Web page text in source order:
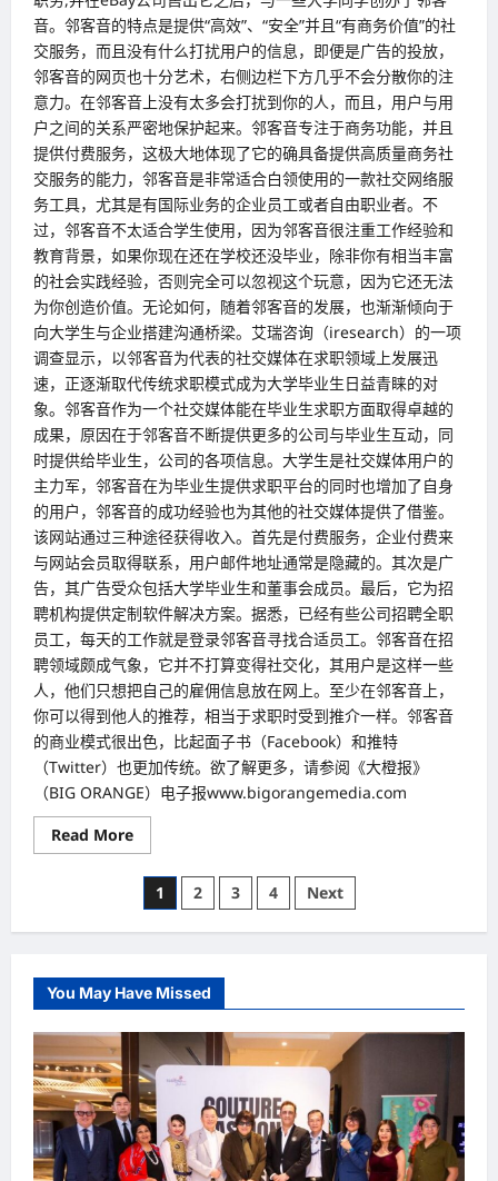
音。邻客音的特点是提供“高效”、“安全”并且“有商务价值”的社
交服务，而且没有什么打扰用户的信息，即便是广告的投放，
邻客音的网页也十分艺术，右侧边栏下方几乎不会分散你的注
意力。在邻客音上没有太多会打扰到你的人，而且，用户与用
户之间的关系严密地保护起来。邻客音专注于商务功能，并且
提供付费服务，这极大地体现了它的确具备提供高质量商务社
交服务的能力，邻客音是非常适合白领使用的一款社交网络服
务工具，尤其是有国际业务的企业员工或者自由职业者。不
过，邻客音不太适合学生使用，因为邻客音很注重工作经验和
教育背景，如果你现在还在学校还没毕业，除非你有相当丰富
的社会实践经验，否则完全可以忽视这个玩意，因为它还无法
为你创造价值。无论如何，随着邻客音的发展，也渐渐倾向于
向大学生与企业搭建沟通桥梁。艾瑞咨询（iresearch）的一项
调查显示，以邻客音为代表的社交媒体在求职领域上发展迅
速，正逐渐取代传统求职模式成为大学毕业生日益青睐的对
象。邻客音作为一个社交媒体能在毕业生求职方面取得卓越的
成果，原因在于邻客音不断提供更多的公司与毕业生互动，同
时提供给毕业生，公司的各项信息。大学生是社交媒体用户的
主力军，邻客音在为毕业生提供求职平台的同时也增加了自身
的用户，邻客音的成功经验也为其他的社交媒体提供了借鉴。
该网站通过三种途径获得收入。首先是付费服务，企业付费来
与网站会员取得联系，用户邮件地址通常是隐藏的。其次是广
告，其广告受众包括大学毕业生和董事会成员。最后，它为招
聘机构提供定制软件解决方案。据悉，已经有些公司招聘全职
员工，每天的工作就是登录邻客音寻找合适员工。邻客音在招
聘领域颇成气象，它并不打算变得社交化，其用户是这样一些
人，他们只想把自己的雇佣信息放在网上。至少在邻客音上，
你可以得到他人的推荐，相当于求职时受到推介一样。邻客音
的商业模式很出色，比起面子书（Facebook）和推特
（Twitter）也更加传统。欲了解更多，请参阅《大橙报》
（BIG ORANGE）电子报www.bigorangemedia.com
Read MoreRead
more
专
提
供
务
价
值
务
客
音
（LinkedIn）
全
球
最
受
欢
Posts
pagination
1 2 3 4 Next
You May Have Missed